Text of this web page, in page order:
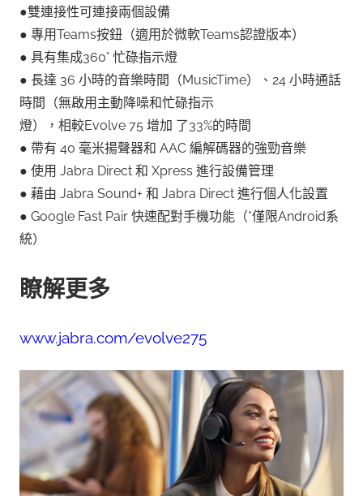
●雙連接性可連接兩個設備
● 專用Teams按鈕（適用於微軟Teams認證版本）
● 具有集成360° 忙碌指示燈
● 長達 36 小時的音樂時間（MusicTime）、24 小時通話
時間（無啟用主動降噪和忙碌指示
燈），相較Evolve 75 增加 了33%的時間
● 帶有 40 毫米揚聲器和 AAC 編解碼器的強勁音樂
● 使用 Jabra Direct 和 Xpress 進行設備管理
● 藉由 Jabra Sound+ 和 Jabra Direct 進行個人化設置
● Google Fast Pair 快速配對手機功能（*僅限Android系
統）
瞭解更多
www.jabra.com/evolve275